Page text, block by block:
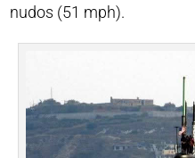
nudos (51 mph).